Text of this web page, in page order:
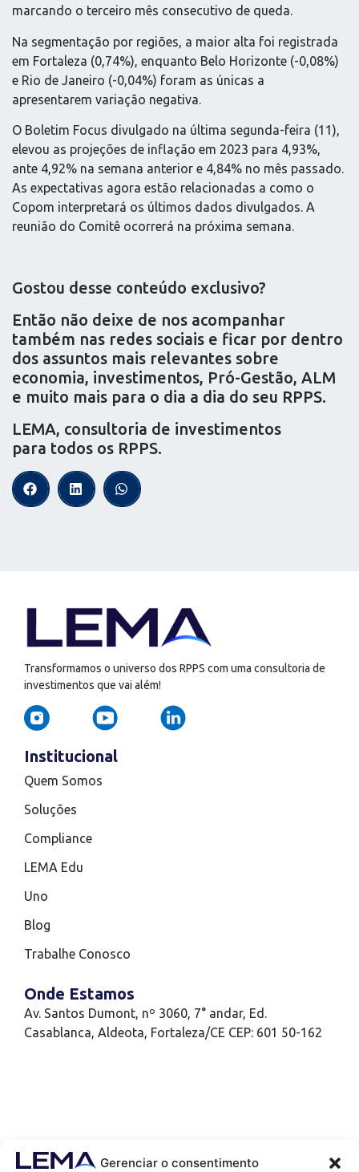
Gerenciar o consentimento
marcando o terceiro mês consecutivo de queda.
Na segmentação por regiões, a maior alta foi registrada
em Fortaleza (0,74%), enquanto Belo Horizonte (-0,08%)
e Rio de Janeiro (-0,04%) foram as únicas a
apresentarem variação negativa.
O Boletim Focus divulgado na última segunda-feira (11),
elevou as projeções de inflação em 2023 para 4,93%,
ante 4,92% na semana anterior e 4,84% no mês passado.
As expectativas agora estão relacionadas a como o
Copom interpretará os últimos dados divulgados. A
reunião do Comitê ocorrerá na próxima semana.
Gostou desse conteúdo exclusivo?
Então não deixe de nos acompanhar
também nas redes sociais e ficar por dentro
dos assuntos mais relevantes sobre
economia, investimentos, Pró-Gestão, ALM
e muito mais para o dia a dia do seu RPPS.
LEMA, consultoria de investimentos
para todos os RPPS.
Transformamos o universo dos RPPS com uma consultoria de
investimentos que vai além!
Institucional
Quem Somos
Soluções
Compliance
LEMA Edu
Uno
Blog
Trabalhe Conosco
Onde Estamos
Av. Santos Dumont, nº 3060, 7° andar, Ed.
Casablanca, Aldeota, Fortaleza/CE CEP: 601 50-162